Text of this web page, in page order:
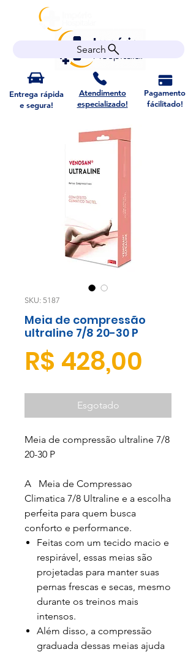
Search
Entrega rápida
e segura!
Atendimento
especializado!
Pagamento
fácilitado!
SKU: 5187
Meia de compressão
ultraline 7/8 20-30 P
R$ 428,00
Esgotado
Meia de compressão ultraline 7/8
20-30 P
A Meia de Compressao
Climatica 7/8 Ultraline e a escolha
perfeita para quem busca
conforto e performance.
Feitas com um tecido macio e
respirável, essas meias são
projetadas para manter suas
pernas frescas e secas, mesmo
durante os treinos mais
intensos.
Além disso, a compressão
graduada dessas meias ajuda